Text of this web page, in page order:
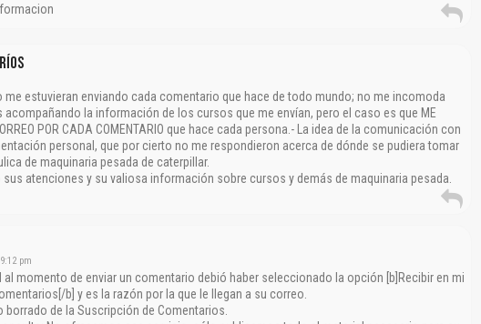
me estuvieran enviando cada comentario que hace de todo mundo; no me incomoda
acompañando la información de los cursos que me envían, pero el caso es que ME
POR CADA COMENTARIO que hace cada persona.- La idea de la comunicación con
personal, que por cierto no me respondieron acerca de dónde se pudiera tomar
de maquinaria pesada de caterpillar.
atenciones y su valiosa información sobre cursos y demás de maquinaria pesada.
pm
al momento de enviar un comentario debió haber seleccionado la opción [b]Recibir en mi
b] y es la razón por la que le llegan a su correo.
borrado de la Suscripción de Comentarios.